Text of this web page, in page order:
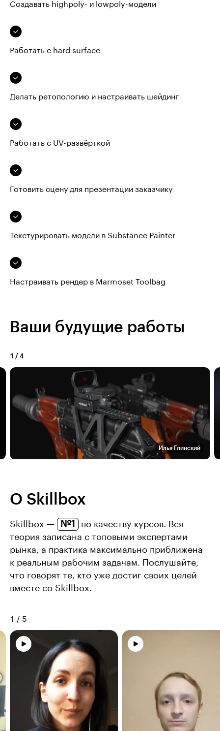
Создавать highpoly- и lowpoly-модели
Работать с hard surface
Делать ретопологию и настраивать шейдинг
Работать с UV-развёрткой
Готовить сцену для презентации заказчику
Текстурировать модели в Substance Painter
Настраивать рендер в Marmoset Toolbag
Ваши будущие работы
1 / 4
Илья Глинский
О Skillbox
Skillbox — №1
по качеству курсов. Вся
теория записана с топовыми экспертами
рынка, а практика максимально приближена
к реальным рабочим задачам. Послушайте,
что говорят те, кто уже достиг своих целей
вместе со Skillbox.
1 / 5